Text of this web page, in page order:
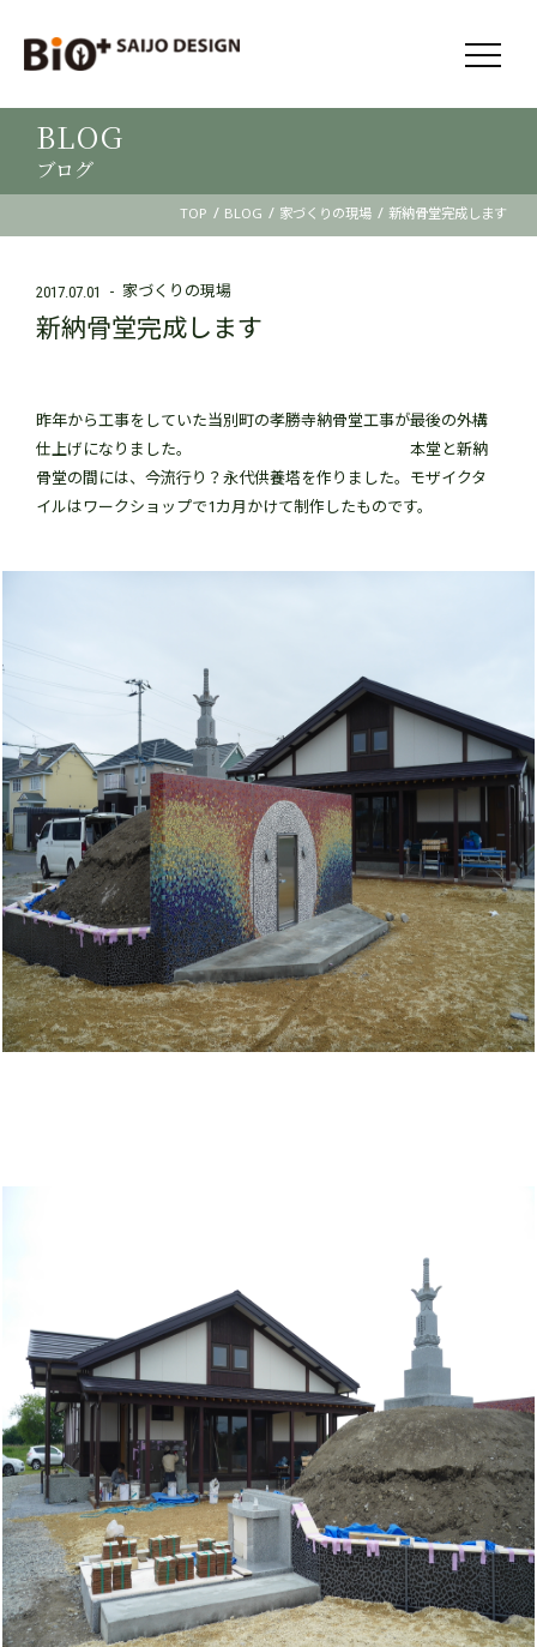
BLOG
ブログ
TOP / BLOG / 家づくりの現場 / 新納骨堂完成します
2017.07.01 家づくりの現場
新納骨堂完成します
昨年から工事をしていた当別町の孝勝寺納骨堂工事が最後の外構
仕上げになりました。 本堂と新納
骨堂の間には、今流行り？永代供養塔を作りました。モザイクタ
イルはワークショップで1カ月かけて制作したものです。